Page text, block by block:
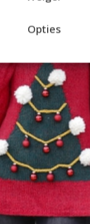
Opties